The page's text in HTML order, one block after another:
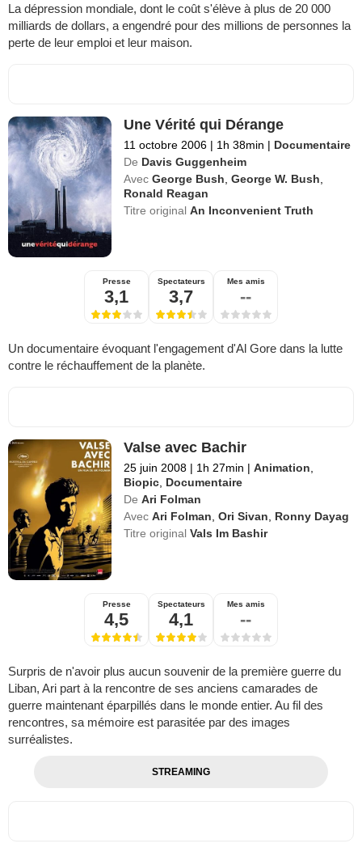
La dépression mondiale, dont le coût s'élève à plus de 20 000
milliards de dollars, a engendré pour des millions de personnes la
perte de leur emploi et leur maison.
Une Vérité qui Dérange
11 octobre 2006 | 1h 38min | Documentaire
De Davis Guggenheim
Avec George Bush ,George W. Bush
Ronald Reagan
Titre originalAn Inconvenient Truth
Presse
3,1
Spectateurs
3,7
Mes amis
--
Un documentaire évoquant l'engagement d'Al Gore dans la lutte
contre le réchauffement de la planète.
Valse avec Bachir
25 juin 2008 | 1h 27min | Animation
Biopic Documentaire
De Ari Folman
Avec Ari Folman ,Ori Sivan
Ronny Dayag
Titre originalVals Im Bashir
Presse
4,5
Spectateurs
4,1
Mes amis
--
Surpris de n'avoir plus aucun souvenir de la première guerre du
Liban, Ari part à la rencontre de ses anciens camarades de
guerre maintenant éparpillés dans le monde entier. Au fil des
rencontres, sa mémoire est parasitée par des images
surréalistes.
STREAMING